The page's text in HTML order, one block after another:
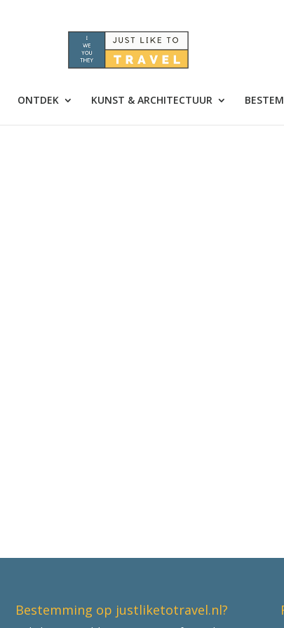
ONTDEK KUNST & ARCHITECTUUR
Bestemming op justliketotravel.nl?